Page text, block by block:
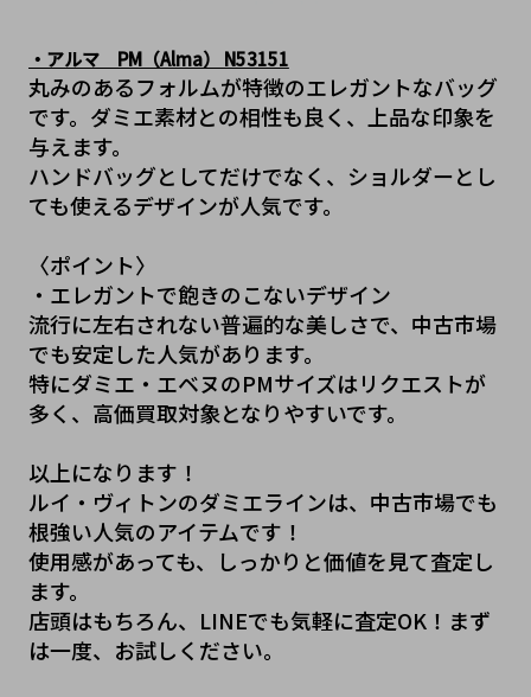
・アルマ　PM（Alma） N53151
丸みのあるフォルムが特徴のエレガントなバッグ
です。ダミエ素材との相性も良く、上品な印象を
与えます。
ハンドバッグとしてだけでなく、ショルダーとし
ても使えるデザインが人気です。
〈ポイント〉
・エレガントで飽きのこないデザイン
流行に左右されない普遍的な美しさで、中古市場
でも安定した人気があります。
特にダミエ・エベヌのPMサイズはリクエストが
多く、高価買取対象となりやすいです。
以上になります！
ルイ・ヴィトンのダミエラインは、中古市場でも
根強い人気のアイテムです！
使用感があっても、しっかりと価値を見て査定し
ます。
店頭はもちろん、LINEでも気軽に査定OK！まず
は一度、お試しください。